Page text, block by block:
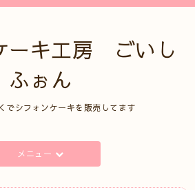
ーキ工房 ごいし
ふぉん
でシフォンケーキを販売してます
メニュー